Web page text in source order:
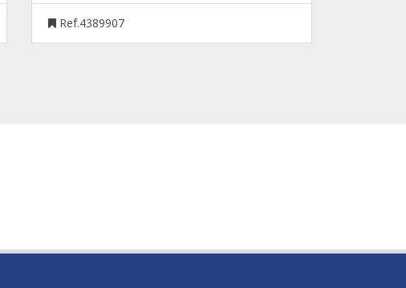
Ref.4389907